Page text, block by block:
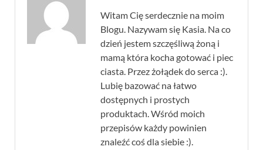
Witam Cię serdecznie na moim
Blogu. Nazywam się Kasia. Na co
dzień jestem szczęśliwą żoną i
mamą która kocha gotować i piec
ciasta. Przez żołądek do serca :).
Lubię bazować na łatwo
dostępnych i prostych
produktach. Wśród moich
przepisów każdy powinien
znaleźć coś dla siebie :).